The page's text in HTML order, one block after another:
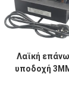
Λαϊκή επάνω
υποδοχή